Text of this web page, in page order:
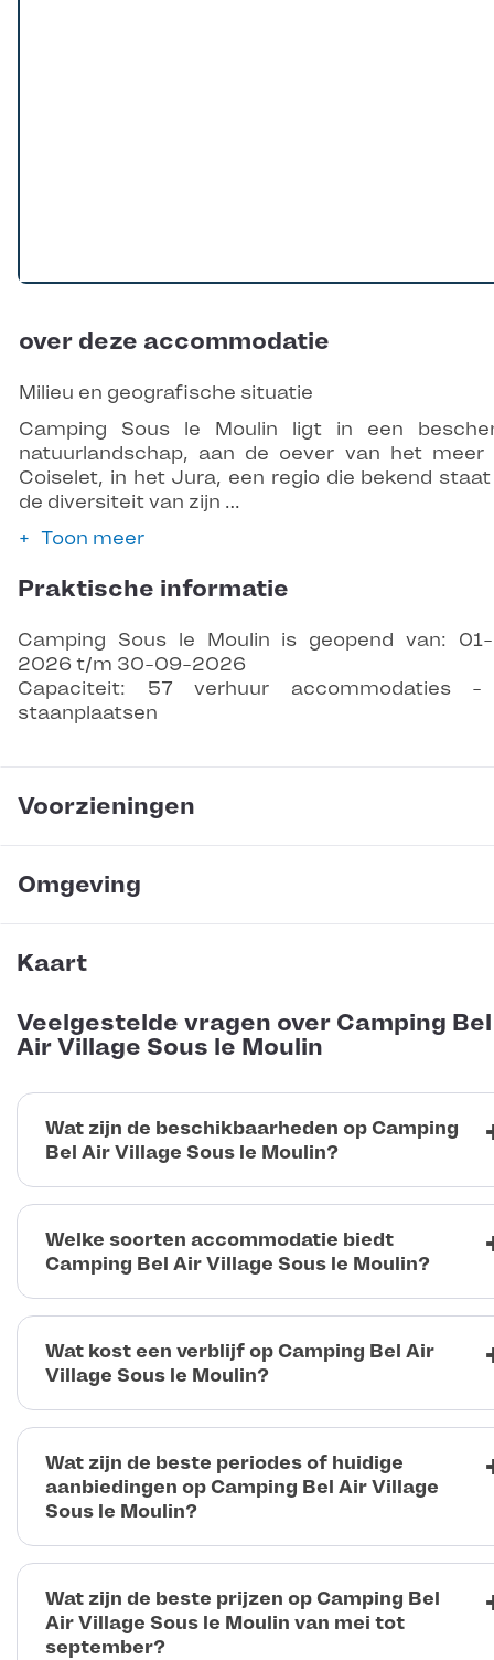
over deze accommodatie
Milieu en geografische situatie
Camping Sous le Moulin ligt in een
natuurlandschap, aan de oever van het meer
Coiselet, in het Jura, een regio die bekend
de diversiteit van zijn …
Toon meer
Praktische informatie
Camping Sous le Moulin is geopend van:
2026 t/m 30-09-2026
Capaciteit: 57 verhuur accommodaties
staanplaatsen
Voorzieningen
Omgeving
Kaart
Veelgestelde vragen over Camping Bel
Air Village Sous le Moulin
Wat zijn de beschikbaarheden op Camping
Bel Air Village Sous le Moulin?
Welke soorten accommodatie biedt
Camping Bel Air Village Sous le Moulin?
Wat kost een verblijf op Camping Bel Air
Village Sous le Moulin?
Wat zijn de beste periodes of huidige
aanbiedingen op Camping Bel Air Village
Sous le Moulin?
Wat zijn de beste prijzen op Camping Bel
Air Village Sous le Moulin van mei tot
september?